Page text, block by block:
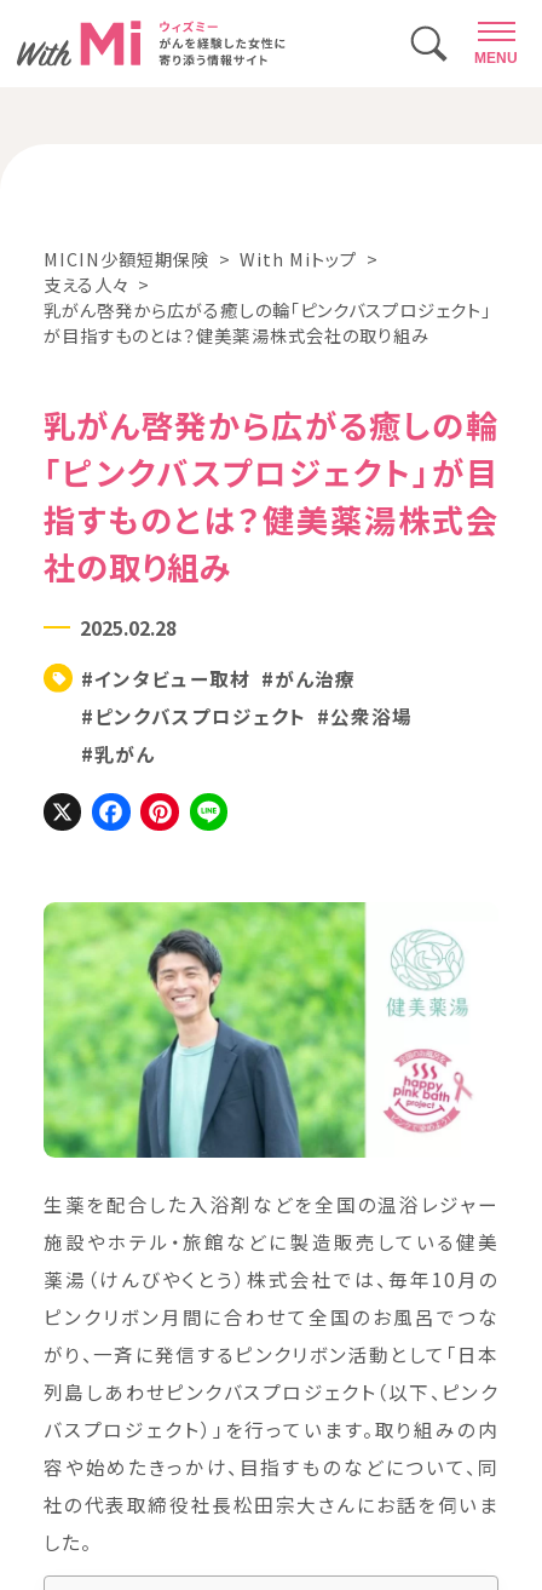
MENU
MICIN少額短期保険
With Miトップ
支える人々
乳がん啓発から広がる癒しの輪「ピンクバスプロジェクト」
が目指すものとは？健美薬湯株式会社の取り組み
乳がん啓発から広がる癒しの輪
「ピンクバスプロジェクト」が目
指すものとは？健美薬湯株式会
社の取り組み
2025.02.28
#インタビュー取材 #がん治療
#ピンクバスプロジェクト #公衆浴場
#乳がん
X Facebook
Pinterest
生薬を配合した入浴剤などを全国の温浴レジャー
施設やホテル・旅館などに製造販売している健美
薬湯（けんびやくとう）株式会社では、毎年10月の
ピンクリボン月間に合わせて全国のお風呂でつな
がり、一斉に発信するピンクリボン活動として「日本
列島しあわせピンクバスプロジェクト（以下、ピンク
バスプロジェクト）」を行っています。取り組みの内
容や始めたきっかけ、目指すものなどについて、同
社の代表取締役社長松田宗大さんにお話を伺いま
した。